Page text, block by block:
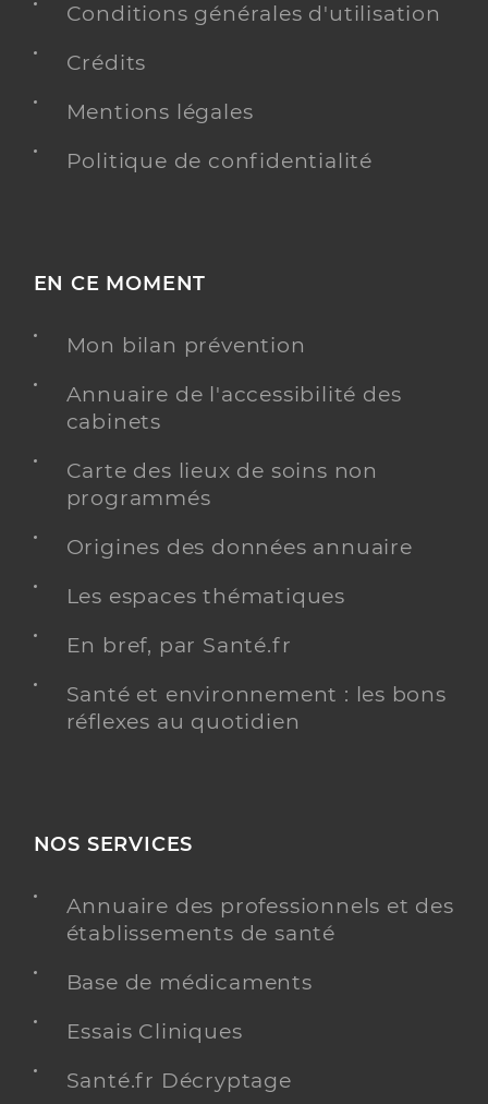
Conditions générales d'utilisation
Crédits
Mentions légales
Politique de confidentialité
EN CE MOMENT
Mon bilan prévention
Annuaire de l'accessibilité des
cabinets
Carte des lieux de soins non
programmés
Origines des données annuaire
Les espaces thématiques
En bref, par Santé.fr
Santé et environnement : les bons
réflexes au quotidien
NOS SERVICES
Annuaire des professionnels et des
établissements de santé
Base de médicaments
Essais Cliniques
Santé.fr Décryptage